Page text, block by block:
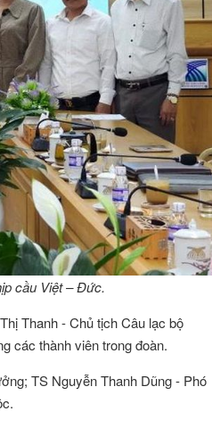
cầu Việt – Đức.
Thanh - Chủ tịch Câu lạc bộ
các thành viên trong đoàn.
TS Nguyễn Thanh Dũng - Phó